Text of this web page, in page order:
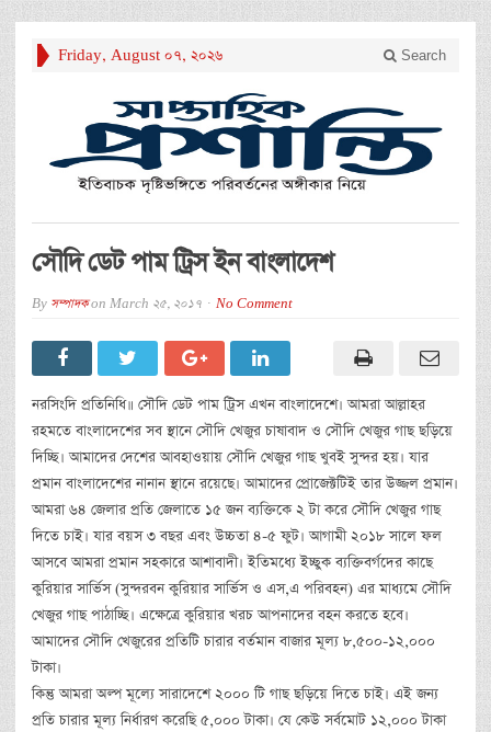
Friday, August 07, 2026 Search
সৌদি ডেট পাম ট্রিস ইন বাংলাদেশ
By সম্পাদকon March 25, 2017 No Comment
নরসিংদি প্রতিনিধি॥ সৌদি ডেট পাম ট্রিস এখন বাংলাদেশে। আমরা আল্লাহর
রহমতে বাংলাদেশের সব স্থানে সৌদি খেজুর চাষাবাদ ও সৌদি খেজুর গাছ ছড়িয়ে
দিচ্ছি। আমাদের দেশের আবহাওয়ায় সৌদি খেজুর গাছ খুবই সুন্দর হয়। যার
প্রমান বাংলাদেশের নানান স্থানে রয়েছে। আমাদের প্রোজেক্টটিই তার উজ্জল প্রমান।
আমরা ৬৪ জেলার প্রতি জেলাতে ১৫ জন ব্যক্তিকে ২ টা করে সৌদি খেজুর গাছ
দিতে চাই। যার বয়স ৩ বছর এবং উচ্চতা ৪-৫ ফুট। আগামী ২০১৮ সালে ফল
আসবে আমরা প্রমান সহকারে আশাবাদী। ইতিমধ্যে ইচ্ছুক ব্যক্তিবর্গদের কাছে
কুরিয়ার সার্ভিস (সুন্দরবন কুরিয়ার সার্ভিস ও এস,এ পরিবহন) এর মাধ্যমে সৌদি
খেজুর গাছ পাঠাচ্ছি। এক্ষেত্রে কুরিয়ার খরচ আপনাদের বহন করতে হবে।
আমাদের সৌদি খেজুরের প্রতিটি চারার বর্তমান বাজার মূল্য ৮,৫০০-১২,০০০
টাকা।
কিন্তু আমরা অল্প মূল্যে সারাদেশে ২০০০ টি গাছ ছড়িয়ে দিতে চাই। এই জন্য
প্রতি চারার মূল্য নির্ধারণ করেছি ৫,০০০ টাকা। যে কেউ সর্বমোট ১২,০০০ টাকা